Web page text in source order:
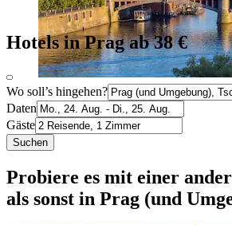
Hotels in Prag ab 38 €
Wo soll’s hingehen?
Daten
Gäste
Suchen
Probiere es mit einer
als sonst in Prag (und